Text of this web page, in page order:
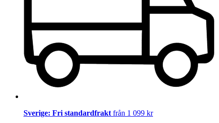
Sverige: Fri standardfrakt från 1 099 kr